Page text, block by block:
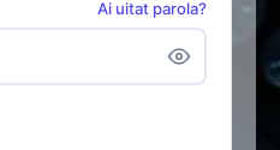
Ai uitat parola?